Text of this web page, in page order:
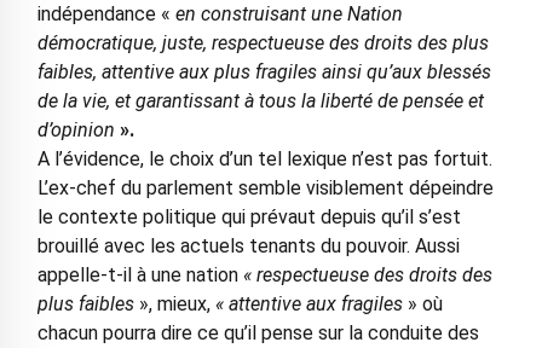
indépendance « en construisant une Nation
démocratique, juste, respectueuse des droits des plus
faibles, attentive aux plus fragiles ainsi qu’aux blessés
de la vie, et garantissant à tous la liberté de pensée et
d’opinion ».
A l’évidence, le choix d’un tel lexique n’est pas fortuit.
L’ex-chef du parlement semble visiblement dépeindre
le contexte politique qui prévaut depuis qu’il s’est
brouillé avec les actuels tenants du pouvoir. Aussi
appelle-t-il à une nation « respectueuse des droits des
plus faibles », mieux, « attentive aux fragiles» où
chacun pourra dire ce qu’il pense sur la conduite des